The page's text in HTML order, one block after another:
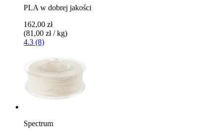
PLA w dobrej jakości
162,00 zł
(81,00 zł / kg)
4.3 (8)
Spectrum